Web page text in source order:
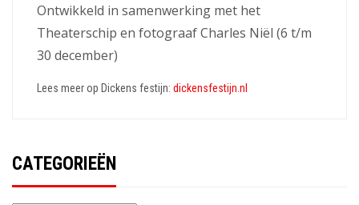
Ontwikkeld in samenwerking met het
Theaterschip en fotograaf Charles Niël (6 t/m
30 december)
Lees meer op Dickens festijn: dickensfestijn.nl
CATEGORIEËN